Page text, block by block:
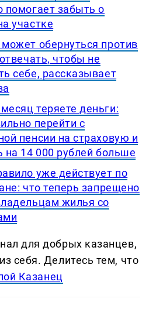
помогает забыть о
участке
обернуться против
чтобы не
себе, рассказывает
теряете деньги:
перейти с
пенсии на страховую и
на 14 000 рублей больше
уже действует по
что теперь запрещено
жилья со
для добрых казанцев,
себя. Делитеcь тем, что
Казанец